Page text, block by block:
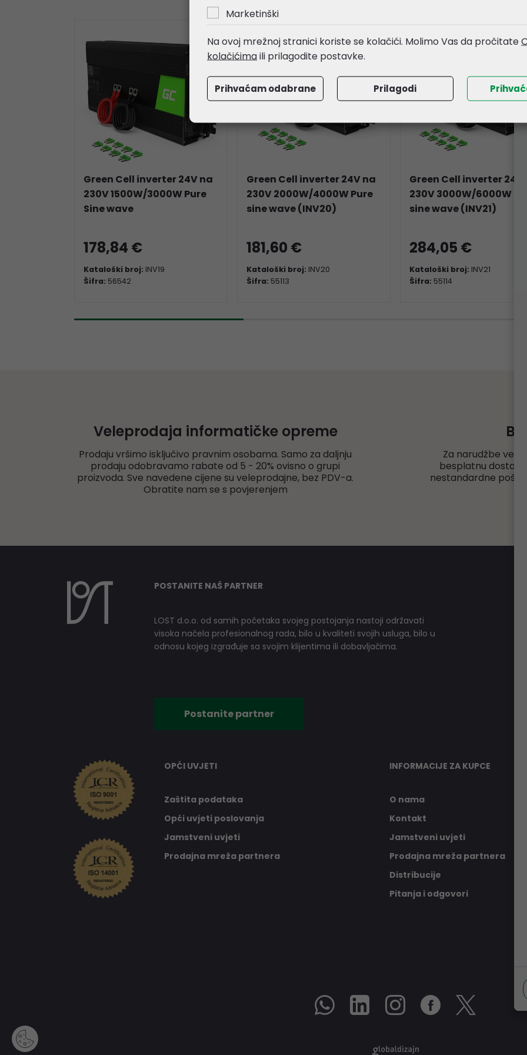
Green Cell inverter 24V na
230V 1500W/3000W Pure
Sine wave
178,84 €
Kataloški broj: INV19
Šifra: 56542
Green Cell inverter 24V na
230V 2000W/4000W Pure
sine wave (INV20)
181,60 €
Kataloški broj: INV20
Šifra: 55113
Green Cell inverter 24V
230V 3000W/6000W
sine wave (INV21)
284,05 €
Kataloški broj: INV21
Šifra: 55114
Veleprodaja informatičke opreme
Prodaju vršimo isključivo pravnim osobama. Samo za daljnju
prodaju odobravamo rabate od 5 - 20% ovisno o grupi
proizvoda. Sve navedene cijene su veleprodajne, bez PDV-a.
Obratite nam se s povjerenjem
Za narudžbe
besplatnu dostavu
nestandardne
POSTANITE NAŠ PARTNER
LOST d.o.o. od samih početaka svojeg postojanja nastoji održavati
visoka načela profesionalnog rada, bilo u kvaliteti svojih usluga, bilo u
odnosu kojeg izgrađuje sa svojim klijentima ili dobavljačima.
Postanite partner
OPĆI UVJETI
Zaštita podataka
Opći uvjeti poslovanja
Jamstveni uvjeti
Prodajna mreža partnera
INFORMACIJE ZA KUPCE
O nama
Kontakt
Jamstveni uvjeti
Prodajna mreža partnera
Distribucije
Pitanja i odgovori
Marketinški
Na ovoj mrežnoj stranici koriste se kolačići. Molimo Vas da pročitate
kolačićimaili prilagodite postavke.
Prihvaćam odabrane Prilagodi